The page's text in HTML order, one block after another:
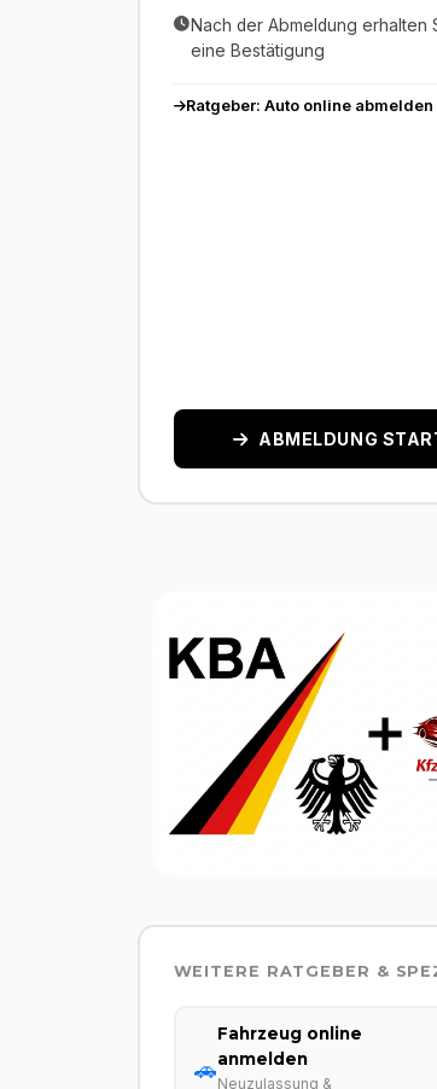
Nach der Abmeldung erhalten
eine Bestätigung
Ratgeber: Auto online
ABMELDUNG
WEITERE RATGEBER &
🚗
Fahrzeug online
anmelden
Neuzulassung &